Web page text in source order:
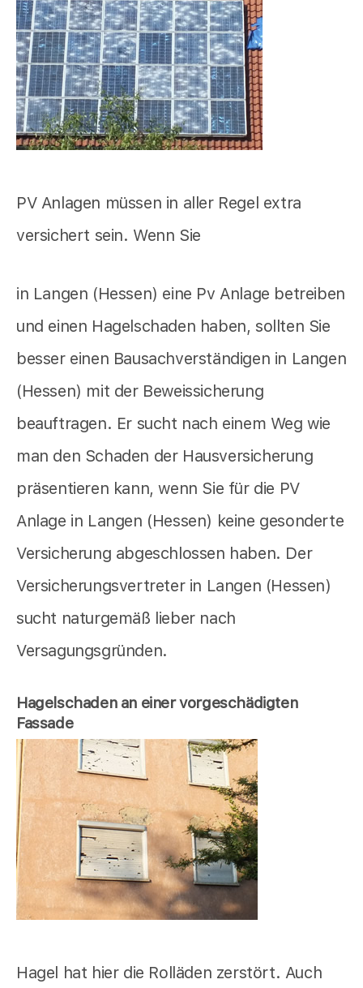
PV Anlagen müssen in aller Regel extra
versichert sein. Wenn Sie
in Langen (Hessen) eine Pv Anlage betreiben
und einen Hagelschaden haben, sollten Sie
besser einen Bausachverständigen in Langen
(Hessen) mit der Beweissicherung
beauftragen. Er sucht nach einem Weg wie
man den Schaden der Hausversicherung
präsentieren kann, wenn Sie für die PV
Anlage in Langen (Hessen) keine gesonderte
Versicherung abgeschlossen haben. Der
Versicherungsvertreter in Langen (Hessen)
sucht naturgemäß lieber nach
Versagungsgründen.
Hagelschaden an einer vorgeschädigten
Fassade
Hagel hat hier die Rolläden zerstört. Auch